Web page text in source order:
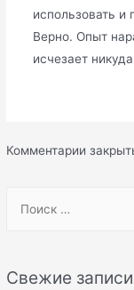
r
Свежие записи
использовать и
Верно. Опыт
исчезает
Комментарии